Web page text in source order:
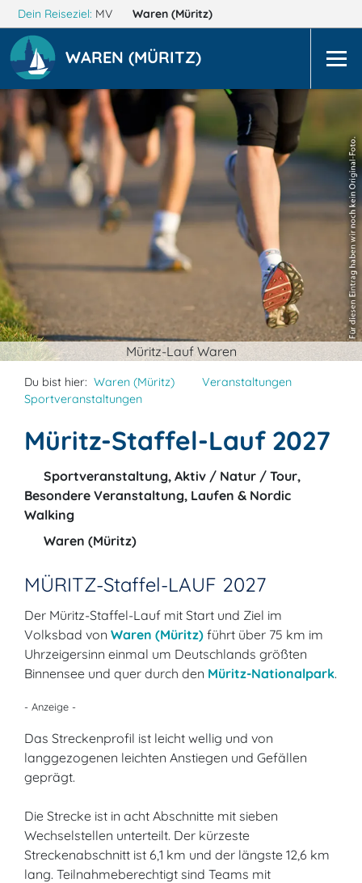
Dein Reiseziel: MV Waren (Müritz)
WAREN (MÜRITZ)
Müritz-Lauf Waren
Du bist hier: Waren (Müritz)
Veranstaltungen
Sportveranstaltungen
Müritz-Staffel-Lauf 2027
Sportveranstaltung, Aktiv / Natur / Tour,
Besondere Veranstaltung, Laufen & Nordic
Walking
Waren (Müritz)
MÜRITZ-Staffel-LAUF 2027
Der Müritz-Staffel-Lauf mit Start und Ziel im
Volksbad von Waren (Müritz) führt über 75 km im
Uhrzeigersinn einmal um Deutschlands größten
Binnensee und quer durch den Müritz-Nationalpark.
- Anzeige -
Das Streckenprofil ist leicht wellig und von
langgezogenen leichten Anstiegen und Gefällen
geprägt.
Die Strecke ist in acht Abschnitte mit sieben
Wechselstellen unterteilt. Der kürzeste
Streckenabschnitt ist 6,1 km und der längste 12,6 km
lang. Teilnahmeberechtigt sind Teams mit